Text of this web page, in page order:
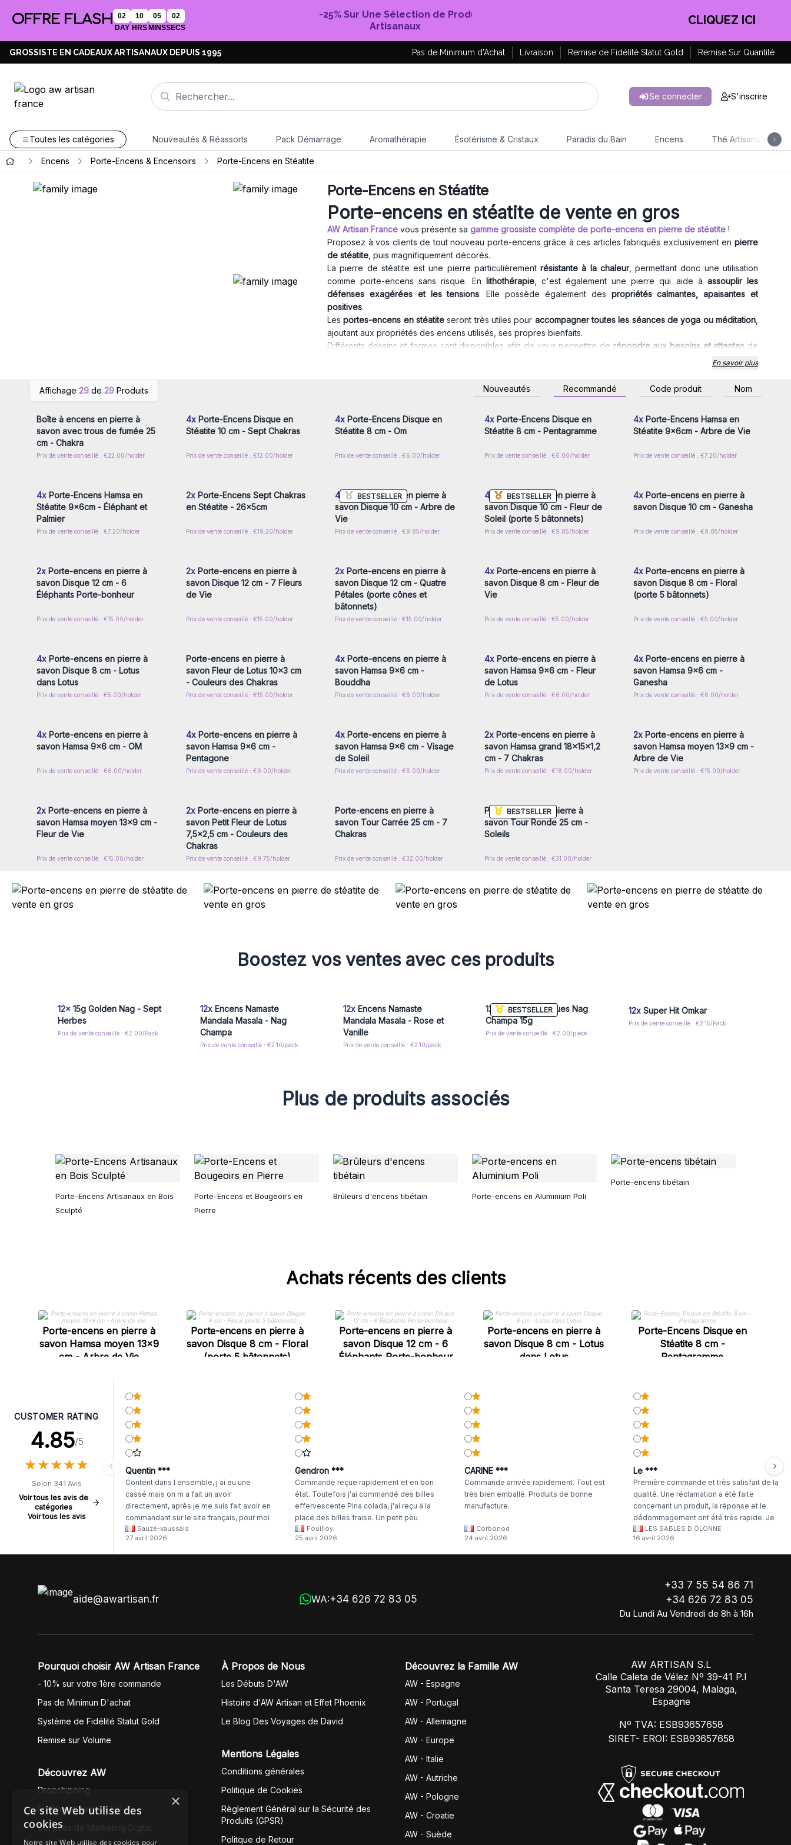
OFFRE FLASH
02
DAY
10
HRS
05
MINS
02
SECS
-25% Sur Une Sélection de Produits
Artisanaux
CLIQUEZ ICI
GROSSISTE EN CADEAUX ARTISANAUX DEPUIS 1995 Pas de Minimum d'Achat Livraison Remise de Fidélité Statut Gold Remise Sur Quantité
Se connecter S'inscrire
Toutes les catégories Nouveautés & Réassorts Pack Démarrage Aromathérapie Ésotérisme & Cristaux Paradis du Bain Encens Thé Artisanal
Encens Porte-Encens & Encensoirs Porte-Encens en Stéatite
Porte-Encens en Stéatite
Porte-encens en stéatite de vente en gros
AW Artisan France vous présente sa gamme grossiste complète de porte-encens en pierre de stéatite !
Proposez à vos clients de tout nouveau porte-encens grâce à ces articles fabriqués exclusivement en pierre
de stéatite , puis magnifiquement décorés.
La pierre de stéatite est une pierre particulièrementrésistante à la chaleur, permettant donc une utilisation
comme porte-encens sans risque. En lithothérapie, c'est également une pierre qui aide à assouplir les
défenses exagérées et les tensions. Elle possède également des propriétés calmantes, apaisantes et
positives.
Lesportes-encens en stéatite seront très utiles pour accompagner toutes les séances de yoga ou méditation
ajoutant aux propriétés des encens utilisés, ses propres bienfaits.
Différents dessins et formes sont disponibles afin de vous permettre de répondre aux besoins et attentes de
de les placer sur un support résistant à la chaleur et de les manipuler avec précautions pour ne pas vous
Commandez dès à présent ces portes-encens en pierre de stéatite, et boostez vos ventes d'encens grâce à
leur design attractif !
En savoir plus
Affichage 29 de 29 Produits Nouveautés Recommandé Code produit Nom
vous pour accéder aux prix de
gros
Boîte à encens en pierre à
savon avec trous de fumée 25
cm - Chakra
Prix de vente conseillé : €22.00/holder
4xPorte-Encens Disque en
Stéatite 10 cm - Sept Chakras
Prix de vente conseillé : €12.00/holder
4x Porte-Encens Disque en
Stéatite 8 cm - Om
Prix de vente conseillé : €6.00/holder
Connectez-vous ou inscrivez-
vous pour accéder aux prix de
gros
4xPorte-Encens Disque en
Stéatite 8 cm - Pentagramme
Prix de vente conseillé : €6.00/holder
Connectez-vous ou inscrivez-
vous pour accéder aux prix de
gros
4x Porte-Encens Hamsa en
Stéatite 9x6cm - Arbre de Vie
Prix de vente conseillé : €7.20/holder
Connectez-vous ou inscrivez-
4x Porte-Encens Hamsa en
Stéatite 9x6cm - Éléphant et
Palmier
Prix de vente conseillé : €7.20/holder
Connectez-vous ou inscrivez-
2xPorte-Encens Sept Chakras
en Stéatite - 26x5cm
Prix de vente conseillé : €19.20/holder
BESTSELLER
Connectez-vous ou inscrivez-
4xPorte-encens en pierre à
savon Disque 10 cm - Arbre de
Vie
Prix de vente conseillé : €9.85/holder
BESTSELLER
Connectez-vous ou inscrivez-
4x Porte-encens en pierre à
savon Disque 10 cm - Fleur de
Soleil (porte 5 bâtonnets)
Prix de vente conseillé : €9.85/holder
Connectez-vous ou inscrivez-
4x Porte-encens en pierre à
savon Disque 10 cm - Ganesha
Prix de vente conseillé : €9.85/holder
Connectez-vous ou inscrivez-
2x Porte-encens en pierre à
savon Disque 12 cm - 6
Éléphants Porte-bonheur
Prix de vente conseillé : €15.00/holder
Connectez-vous ou inscrivez-
2xPorte-encens en pierre à
savon Disque 12 cm - 7 Fleurs
de Vie
Prix de vente conseillé : €15.00/holder
Connectez-vous ou inscrivez-
2x Porte-encens en pierre à
savon Disque 12 cm - Quatre
Pétales (porte cônes et
bâtonnets)
Prix de vente conseillé : €15.00/holder
Connectez-vous ou inscrivez-
4xPorte-encens en pierre à
savon Disque 8 cm - Fleur de
Vie
Prix de vente conseillé : €5.00/holder
Connectez-vous ou inscrivez-
4x Porte-encens en pierre à
savon Disque 8 cm - Floral
(porte 5 bâtonnets)
Prix de vente conseillé : €5.00/holder
Connectez-vous ou inscrivez-
4x Porte-encens en pierre à
savon Disque 8 cm - Lotus
dans Lotus
Prix de vente conseillé : €5.00/holder
Connectez-vous ou inscrivez-
Porte-encens en pierre à
savon Fleur de Lotus 10x3 cm
- Couleurs des Chakras
Prix de vente conseillé : €15.00/holder
Connectez-vous ou inscrivez-
4x Porte-encens en pierre à
savon Hamsa 9x6 cm -
Bouddha
Prix de vente conseillé : €6.00/holder
Connectez-vous ou inscrivez-
4xPorte-encens en pierre à
savon Hamsa 9x6 cm - Fleur
de Lotus
Prix de vente conseillé : €6.00/holder
Connectez-vous ou inscrivez-
4x Porte-encens en pierre à
savon Hamsa 9x6 cm -
Ganesha
Prix de vente conseillé : €6.00/holder
Connectez-vous ou inscrivez-
4x Porte-encens en pierre à
savon Hamsa 9x6 cm - OM
Prix de vente conseillé : €6.00/holder
Connectez-vous ou inscrivez-
4xPorte-encens en pierre à
savon Hamsa 9x6 cm -
Pentagone
Prix de vente conseillé : €6.00/holder
Connectez-vous ou inscrivez-
4x Porte-encens en pierre à
savon Hamsa 9x6 cm - Visage
de Soleil
Prix de vente conseillé : €6.00/holder
Connectez-vous ou inscrivez-
2xPorte-encens en pierre à
savon Hamsa grand 18x15x1,2
cm - 7 Chakras
Prix de vente conseillé : €18.00/holder
Connectez-vous ou inscrivez-
2x Porte-encens en pierre à
savon Hamsa moyen 13x9 cm -
Arbre de Vie
Prix de vente conseillé : €15.00/holder
Connectez-vous ou inscrivez-
2x Porte-encens en pierre à
savon Hamsa moyen 13x9 cm -
Fleur de Vie
Prix de vente conseillé : €15.00/holder
Connectez-vous ou inscrivez-
2xPorte-encens en pierre à
savon Petit Fleur de Lotus
7,5x2,5 cm - Couleurs des
Chakras
Prix de vente conseillé : €9.75/holder
Connectez-vous ou inscrivez-
Porte-encens en pierre à
savon Tour Carrée 25 cm - 7
Chakras
Prix de vente conseillé : €32.00/holder
BESTSELLER
Connectez-vous ou inscrivez-
Porte-encens en pierre à
savon Tour Ronde 25 cm -
Soleils
Prix de vente conseillé : €31.00/holder
Boostez vos ventes avec ces produits
12x 15g Golden Nag - Sept
Herbes
Prix de vente conseillé : €2.00/Pack
12x Encens Namaste
Mandala Masala - Nag
Champa
Prix de vente conseillé : €2.10/pack
12xEncens Namaste
Mandala Masala - Rose et
Vanille
Prix de vente conseillé : €2.10/pack
BESTSELLER
12xEncens exotiques Nag
Champa 15g
Prix de vente conseillé : €2.00/piece
12xSuper Hit Omkar
Prix de vente conseillé : €2.15/Pack
Plus de produits associés
Porte-Encens Artisanaux en Bois
Sculpté
Porte-Encens et Bougeoirs en
Pierre
Brûleurs d'encens tibétain Porte-encens en Aluminium Poli
Porte-encens tibétain
Achats récents des clients
Porte-encens en pierre à
savon Hamsa moyen 13x9
cm - Arbre de Vie
Porte-encens en pierre à
savon Disque 8 cm - Floral
(porte 5 bâtonnets)
Porte-encens en pierre à
savon Disque 12 cm - 6
Éléphants Porte-bonheur
Porte-encens en pierre à
savon Disque 8 cm - Lotus
dans Lotus
Porte-Encens Disque en
Stéatite 8 cm -
Pentagramme
CUSTOMER RATING
4.85/5
★★★★★
★★★★★
Selon 341 Avis
Voir tous les avis de
catégories
Voir tous les avis
Quentin ***
Content dans l ensemble, j ai eu une
cassé mais on m a fait un avoir
directement, après je me suis fait avoir en
commandant sur le site français, pour moi
il était évident que les produits était de la
même langue mais raté tout est en
anglais.
Sauzé-vaussais
27 avril 2026
Gendron ***
Commande reçue rapidement et en bon
état. Toutefois j'ai commandé des billes
effervescente Pina colada, j'ai reçu à la
place des billes fraise. Un petit peu
dommage
Fouilloy
25 avril 2026
CARINE ***
Commande arrivée rapidement. Tout est
très bien emballé. Produits de bonne
manufacture.
Corbonod
24 avril 2026
Le ***
Première commande et très satisfait de la
qualité. Une réclamation a été faite
concernant un produit, la réponse et le
dédommagement ont été très rapide. Je
continuerai à commander chez WA Artisan
!
LES SABLES D OLONNE
16 avril 2026
aide@awartisan.fr WA:+34 626 72 83 05
+33 7 55 54 86 71
+34 626 72 83 05
Du Lundi Au Vendredi de 8h à 16h
Pourquoi choisir AW Artisan France
- 10% sur votre 1ère commande
Pas de Minimun D'achat
Système de Fidélité Statut Gold
Remise sur Volume
Découvrez AW
Dropshipping
Fullfilment Service EU
Services de Marketing Digital
À Propos de Nous
Les Débuts D'AW
Histoire d'AW Artisan et Effet Phoenix
Le Blog Des Voyages de David
Mentions Légales
Conditions générales
Politique de Cookies
Règlement Général sur la Sécurité des
Produits (GPSR)
Politque de Retour
Découvrez la Famille AW
AW - Espagne
AW - Portugal
AW - Allemagne
AW - Europe
AW - Italie
AW - Autriche
AW - Pologne
AW - Croatie
AW - Suède
AW ARTISAN S.L
Calle Caleta de Vélez Nº 39-41 P.I
Santa Teresa 29004, Malaga,
Espagne
Nº TVA: ESB93657658
SIRET- EROI: ESB93657658
×
Ce site Web utilise des
cookies
Notre site Web utilise des cookies pour